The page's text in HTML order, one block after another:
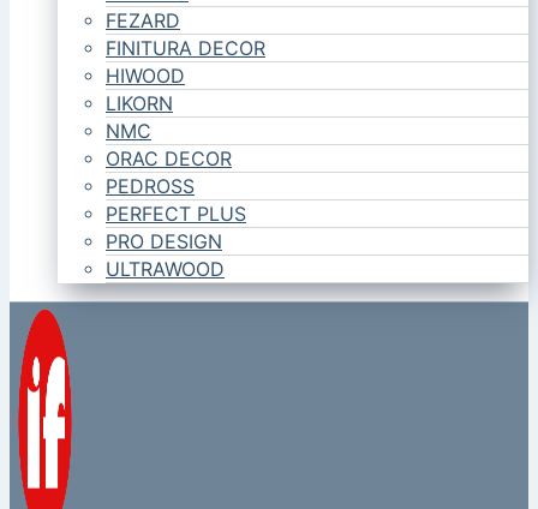
FEZARD
FINITURA DECOR
HIWOOD
LIKORN
NMC
ORAC DECOR
PEDROSS
PERFECT PLUS
PRO DESIGN
ULTRAWOOD